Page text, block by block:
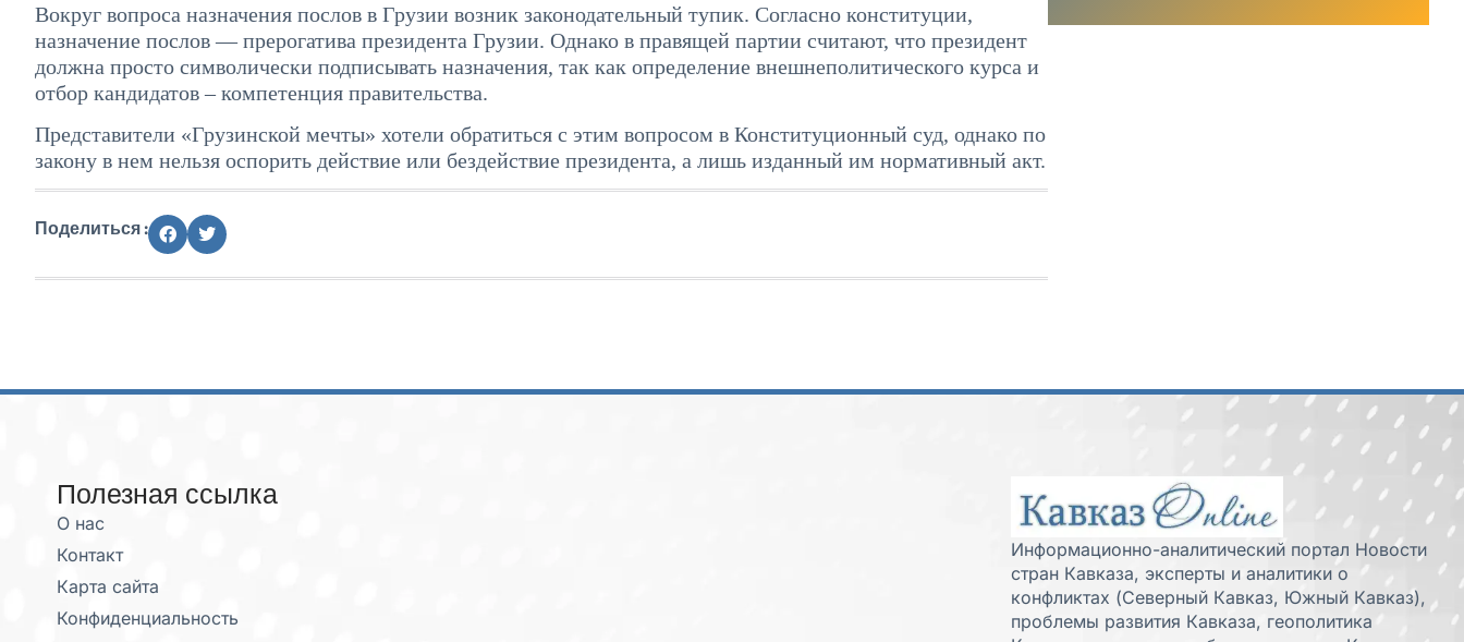
Вокруг вопроса назначения послов в Грузии возник законодательный тупик. Согласно конституции,
назначение послов — прерогатива президента Грузии. Однако в правящей партии считают, что президент
должна просто символически подписывать назначения, так как определение внешнеполитического курса и
отбор кандидатов – компетенция правительства.
Представители «Грузинской мечты» хотели обратиться с этим вопросом в Конституционный суд, однако по
закону в нем нельзя оспорить действие или бездействие президента, а лишь изданный им нормативный акт.
Поделиться :
Полезная ссылка
О нас
Контакт
Карта сайта
Конфиденциальность
Информационно-аналитический портал Новости
стран Кавказа, эксперты и аналитики о
конфликтах (Северный Кавказ, Южный Кавказ),
проблемы развития Кавказа, геополитика